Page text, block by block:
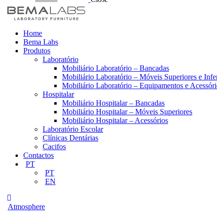
Home
Bema Labs
Produtos
Laboratório
Mobiliário Laboratório – Bancadas
Mobiliário Laboratório – Móveis Superiores e
Mobiliário Laboratório – Equipamentos e
Hospitalar
Mobiliário Hospitalar – Bancadas
Mobiliário Hospitalar – Móveis Superiores
Mobiliário Hospitalar – Acessórios
Laboratório Escolar
Clínicas Dentárias
Cacifos
Contactos
PT
PT
EN
Atmosphere